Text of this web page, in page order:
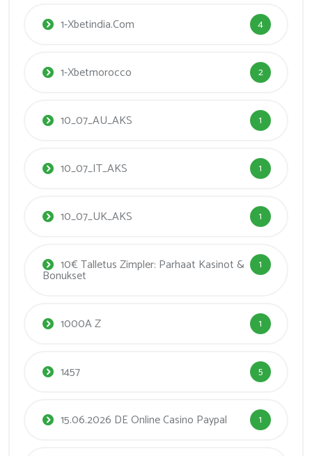
1-Xbetindia.com 4
1-Xbetmorocco 2
10_07_AU_AKS 1
10_07_IT_AKS 1
10_07_UK_AKS 1
10€ Talletus Zimpler: Parhaat Kasinot &
Bonukset
1
1000A Z 1
1457 5
15.06.2026 DE Online Casino Paypal 1